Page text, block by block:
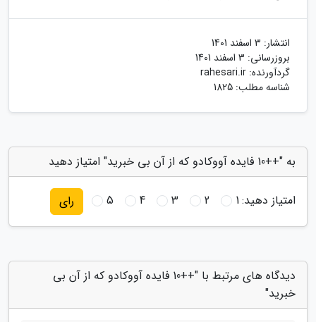
انتشار: 3 اسفند 1401
بروزرسانی: 3 اسفند 1401
گردآورنده: rahesari.ir
شناسه مطلب: 1825
به "++10 فایده آووکادو که از آن بی خبرید" امتیاز دهید
امتیاز دهید:1
2
3
4
5 رای
دیدگاه های مرتبط با "++10 فایده آووکادو که از آن بی
خبرید"